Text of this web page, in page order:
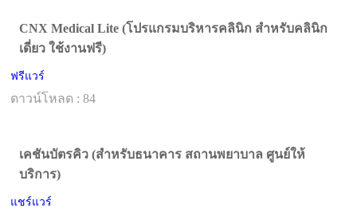
CNX Medical Lite (โปรแกรมบริหารคลินิก สำหรับคลินิก
เดี่ยว ใช้งานฟรี)
ฟรีแวร์
ดาวน์โหลด : 84
เคชันบัตรคิว (สำหรับธนาคาร สถานพยาบาล ศูนย์ให้
บริการ)
แชร์แวร์